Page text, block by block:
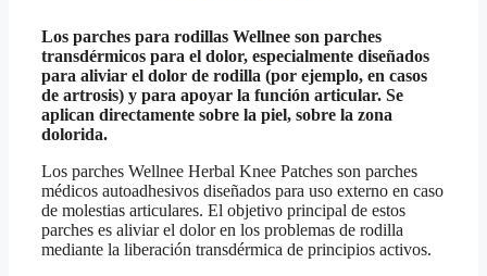
Los parches para rodillas Wellnee son parches
transdérmicos para el dolor, especialmente diseñados
para aliviar el dolor de rodilla (por ejemplo, en casos
de artrosis) y para apoyar la función articular. Se
aplican directamente sobre la piel, sobre la zona
dolorida.
Los parches Wellnee Herbal Knee Patches son parches
médicos autoadhesivos diseñados para uso externo en caso
de molestias articulares. El objetivo principal de estos
parches es aliviar el dolor en los problemas de rodilla
mediante la liberación transdérmica de principios activos.